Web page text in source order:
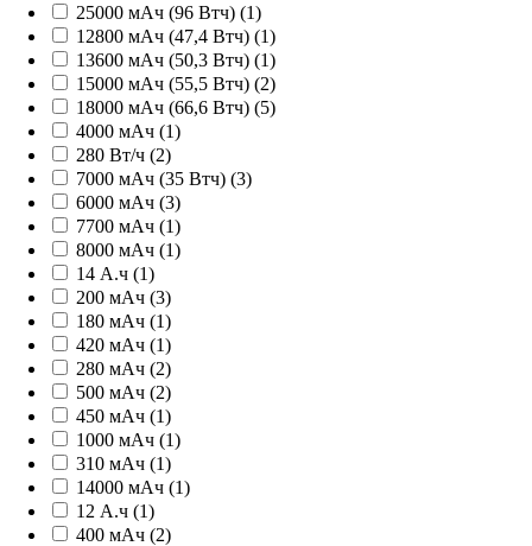
25000 мАч (96 Втч) (1)
12800 мАч (47,4 Втч) (1)
13600 мАч (50,3 Втч) (1)
15000 мАч (55,5 Втч) (2)
18000 мАч (66,6 Втч) (5)
4000 мАч (1)
280 Вт/ч (2)
7000 мАч (35 Втч) (3)
6000 мАч (3)
7700 мАч (1)
8000 мАч (1)
14 А.ч (1)
200 мАч (3)
180 мАч (1)
420 мАч (1)
280 мАч (2)
500 мАч (2)
450 мАч (1)
1000 мАч (1)
310 мАч (1)
14000 мАч (1)
12 А.ч (1)
400 мАч (2)